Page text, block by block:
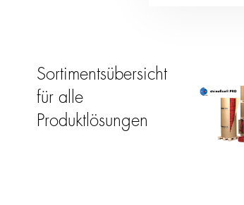
Sortimentsübersicht
für alle
Produktlösungen